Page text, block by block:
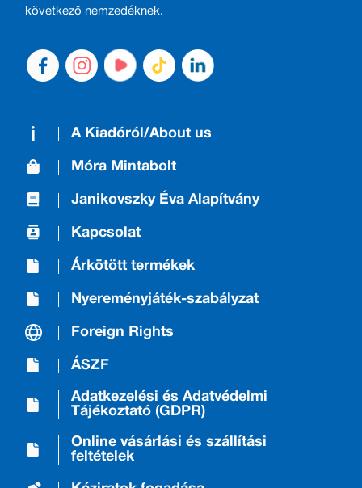
következő nemzedéknek.
A Kiadóról/About us
Móra Mintabolt
Janikovszky Éva Alapítvány
Kapcsolat
Árkötött termékek
Nyereményjáték-szabályzat
Foreign Rights
ÁSZF
Adatkezelési és Adatvédelmi
Tájékoztató (GDPR)
Online vásárlási és szállítási
feltételek